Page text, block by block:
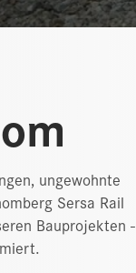
ungewohnte
Sersa Rail
Bauprojekten -
„keep
25